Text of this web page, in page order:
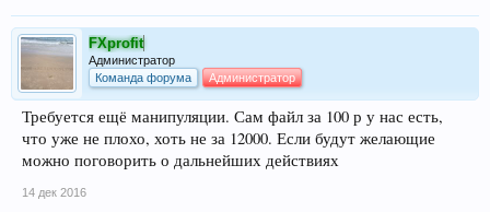
FXprofit
Администратор
Команда форума
Администратор
Требуется ещё манипуляции. Сам файл за 100 р у нас есть,
что уже не плохо, хоть не за 12000. Если будут желающие
можно поговорить о дальнейших действиях
14 дек 2016